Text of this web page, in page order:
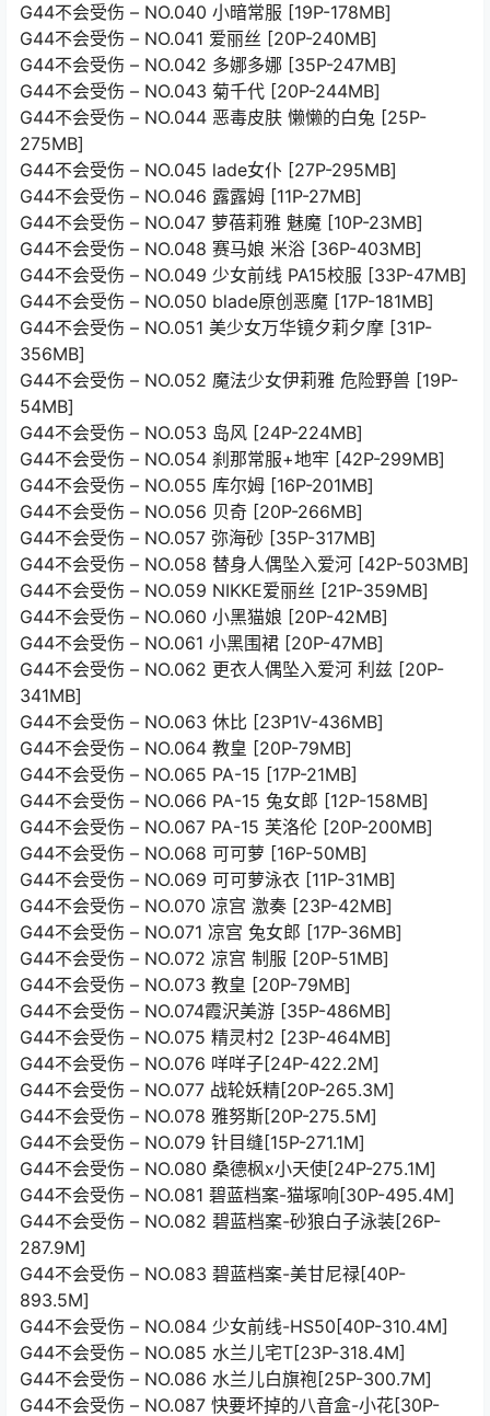
G44不会受伤 – NO.040 小暗常服 [19P-178MB]
G44不会受伤 – NO.041 爱丽丝 [20P-240MB]
G44不会受伤 – NO.042 多娜多娜 [35P-247MB]
G44不会受伤 – NO.043 菊千代 [20P-244MB]
G44不会受伤 – NO.044 恶毒皮肤 懒懒的白兔 [25P-
275MB]
G44不会受伤 – NO.045 lade女仆 [27P-295MB]
G44不会受伤 – NO.046 露露姆 [11P-27MB]
G44不会受伤 – NO.047 萝蓓莉雅 魅魔 [10P-23MB]
G44不会受伤 – NO.048 赛马娘 米浴 [36P-403MB]
G44不会受伤 – NO.049 少女前线 PA15校服 [33P-47MB]
G44不会受伤 – NO.050 blade原创恶魔 [17P-181MB]
G44不会受伤 – NO.051 美少女万华镜夕莉夕摩 [31P-
356MB]
G44不会受伤 – NO.052 魔法少女伊莉雅 危险野兽 [19P-
54MB]
G44不会受伤 – NO.053 岛风 [24P-224MB]
G44不会受伤 – NO.054 刹那常服+地牢 [42P-299MB]
G44不会受伤 – NO.055 库尔姆 [16P-201MB]
G44不会受伤 – NO.056 贝奇 [20P-266MB]
G44不会受伤 – NO.057 弥海砂 [35P-317MB]
G44不会受伤 – NO.058 替身人偶坠入爱河 [42P-503MB]
G44不会受伤 – NO.059 NIKKE爱丽丝 [21P-359MB]
G44不会受伤 – NO.060 小黑猫娘 [20P-42MB]
G44不会受伤 – NO.061 小黑围裙 [20P-47MB]
G44不会受伤 – NO.062 更衣人偶坠入爱河 利兹 [20P-
341MB]
G44不会受伤 – NO.063 休比 [23P1V-436MB]
G44不会受伤 – NO.064 教皇 [20P-79MB]
G44不会受伤 – NO.065 PA-15 [17P-21MB]
G44不会受伤 – NO.066 PA-15 兔女郎 [12P-158MB]
G44不会受伤 – NO.067 PA-15 芙洛伦 [20P-200MB]
G44不会受伤 – NO.068 可可萝 [16P-50MB]
G44不会受伤 – NO.069 可可萝泳衣 [11P-31MB]
G44不会受伤 – NO.070 凉宫 激奏 [23P-42MB]
G44不会受伤 – NO.071 凉宫 兔女郎 [17P-36MB]
G44不会受伤 – NO.072 凉宫 制服 [20P-51MB]
G44不会受伤 – NO.073 教皇 [20P-79MB]
G44不会受伤 – NO.074霞沢美游 [35P-486MB]
G44不会受伤 – NO.075 精灵村2 [23P-464MB]
G44不会受伤 – NO.076 咩咩子[24P-422.2M]
G44不会受伤 – NO.077 战轮妖精[20P-265.3M]
G44不会受伤 – NO.078 雅努斯[20P-275.5M]
G44不会受伤 – NO.079 针目缝[15P-271.1M]
G44不会受伤 – NO.080 桑德枫x小天使[24P-275.1M]
G44不会受伤 – NO.081 碧蓝档案-猫塚响[30P-495.4M]
G44不会受伤 – NO.082 碧蓝档案-砂狼白子泳装[26P-
287.9M]
G44不会受伤 – NO.083 碧蓝档案-美甘尼禄[40P-
893.5M]
G44不会受伤 – NO.084 少女前线-HS50[40P-310.4M]
G44不会受伤 – NO.085 水兰儿宅T[23P-318.4M]
G44不会受伤 – NO.086 水兰儿白旗袍[25P-300.7M]
G44不会受伤 – NO.087 快要坏掉的八音盒-小花[30P-